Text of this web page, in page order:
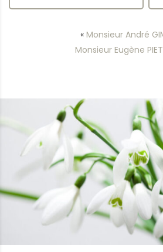
« Monsieur André
Monsieur Eugène